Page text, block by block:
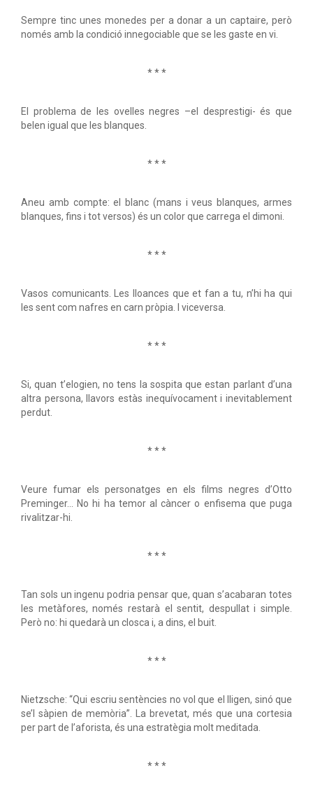
Sempre tinc unes monedes per a donar a un captaire, però
només amb la condició innegociable que se les gaste en vi.
* * *
El problema de les ovelles negres –el desprestigi- és que
belen igual que les blanques.
* * *
Aneu amb compte: el blanc (mans i veus blanques, armes
blanques, fins i tot versos) és un color que carrega el dimoni.
* * *
Vasos comunicants. Les lloances que et fan a tu, n’hi ha qui
les sent com nafres en carn pròpia. I viceversa.
* * *
Si, quan t’elogien, no tens la sospita que estan parlant d’una
altra persona, llavors estàs inequívocament i inevitablement
perdut.
* * *
Veure fumar els personatges en els films negres d’Otto
Preminger... No hi ha temor al càncer o enfisema que puga
rivalitzar-hi.
* * *
Tan sols un ingenu podria pensar que, quan s’acabaran totes
les metàfores, només restarà el sentit, despullat i simple.
Però no: hi quedarà un closca i, a dins, el buit.
* * *
Nietzsche: “Qui escriu sentències no vol que el lligen, sinó que
se’l sàpien de memòria”. La brevetat, més que una cortesia
per part de l’aforista, és una estratègia molt meditada.
* * *